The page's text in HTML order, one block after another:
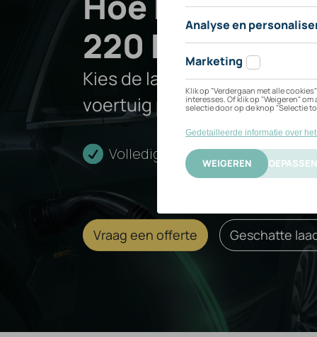
Avant
e-
hybrid
quattro
220 kW
Kies de laadoplossing die
voertuig past.
Volledige installatie
Vraag een offerte Geschatte